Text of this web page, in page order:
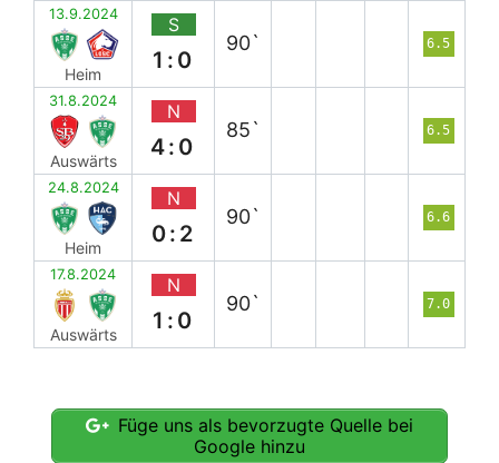
13.9.2024
Heim
S
1:0
90` 6.5
31.8.2024
Auswärts
N
4:0
85` 6.5
24.8.2024
Heim
N
0:2
90` 6.6
17.8.2024
Auswärts
N
1:0
90` 7.0
Füge uns als bevorzugte Quelle bei
Google hinzu